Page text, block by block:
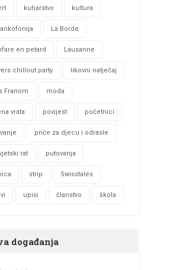
kuharstvo kultura
La Borde
en petard Lausanne
chillout party likovni natječaj
Franom moda
vrata povijest početnici
priče za djecu i odrasle
rat putovanja
strip Swisstales
upisi članstvo škola
događanja